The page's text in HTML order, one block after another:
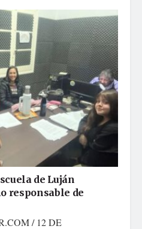
de Luján
responsable de
/ 12 DE